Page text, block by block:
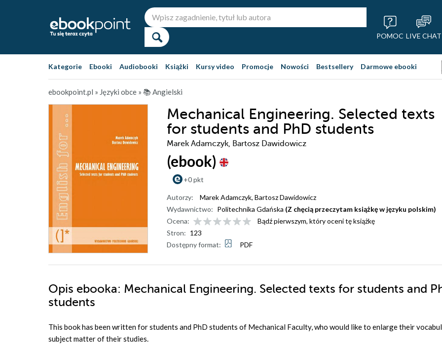
POMOC LIVE CHAT
Kategorie Ebooki Audiobooki Książki Kursy video Promocje Nowości Bestsellery Darmowe ebooki
ebookpoint.pl » Języki obce » 📚 Angielski
Mechanical Engineering. Selected texts
for students and PhD students
Marek Adamczyk, Bartosz Dawidowicz
(ebook)
+0 pkt
Autorzy: Marek Adamczyk, Bartosz Dawidowicz
Wydawnictwo: Politechnika Gdańska (Z chęcią przeczytam książkę w języku polskim)
Ocena:
Bądź pierwszym, który oceni tę książkę
Stron: 123
Dostępny format:
PDF
Opis ebooka: Mechanical Engineering. Selected texts for students and
students
This book has been written for students and PhD students of Mechanical Faculty, who would like to enlarge their
subject matter of their studies.